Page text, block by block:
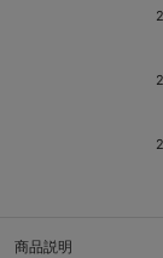
商品説明